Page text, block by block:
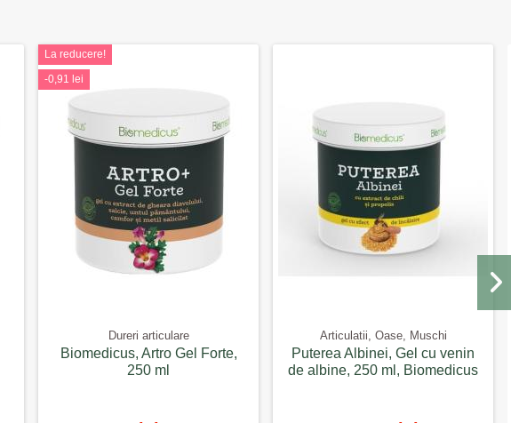
La reducere!
-0,91 lei
Dureri articulare
Biomedicus, Artro Gel Forte,
250 ml
Articulatii, Oase, Muschi
Puterea Albinei, Gel cu venin
de albine, 250 ml, Biomedicus